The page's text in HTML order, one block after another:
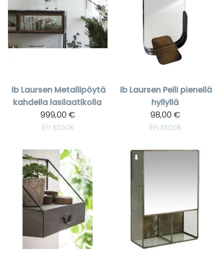
Ib Laursen Metallipöytä
kahdella lasilaatikolla
999,00 €
En stock
Ib Laursen Peili pienellä
hyllyllä
98,00 €
En stock